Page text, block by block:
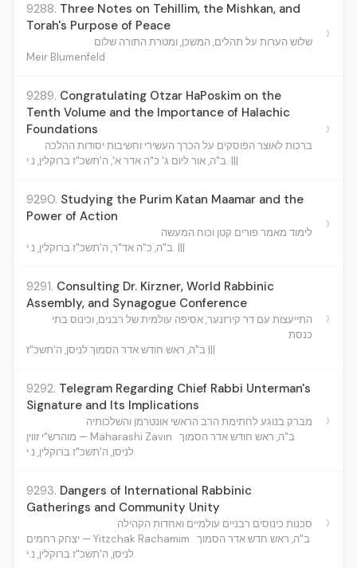
9288. Three Notes on Tehillim, the Mishkan, and
Torah's Purpose of Peace
שלוש הערות על תהלים, המשכן, ומטרת התורה שלום
Meir Blumenfeld
›
9289. Congratulating Otzar HaPoskim on the
Tenth Volume and the Importance of Halachic
Foundations
ברכות לאוצר הפוסקים על הכרך העשירי וחשיבות יסודות ההלכה
ב"ה, אור ליום ג' כ"ה אדר א', ה'תשכ"ז ברוקלין, נ.י. |||
›
9290. Studying the Purim Katan Maamar and the
Power of Action
לימוד מאמר פורים קטן וכוח המעשה
ב"ה, כ"ה אד"ר, ה'תשכ"ז ברוקלין, נ.י. |||
›
9291. Consulting Dr. Kirzner, World Rabbinic
Assembly, and Synagogue Conference
התייעצות עם דר קירזנער, אסיפה עולמית של רבנים, וכינוס בתי
כנסת
ב"ה, ראש חודש אדר הסמוך לניסן, ה'תשכ"ז |||
›
9292. Telegram Regarding Chief Rabbi Unterman's
Signature and Its Implications
מברק בנוגע לחתימת הרב הראשי אונטרמן והשלכותיה
מוהרש"י זווין — Maharashi Zavin ב"ה, ראש חודש אדר הסמוך
לניסן, ה'תשכ"ז ברוקלין, נ.י.
›
9293. Dangers of International Rabbinic
Gatherings and Community Unity
סכנות כינוסים רבניים עולמיים ואחדות הקהילה
יצחק רחמים — Yitzchak Rachamim ב"ה, ראש חדש אדר הסמוך
לניסן, ה'תשכ"ז ברוקלין, נ.י.
›